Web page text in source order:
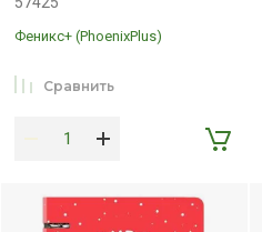
Феникс+ (PhoenixPlus)
Сравнить